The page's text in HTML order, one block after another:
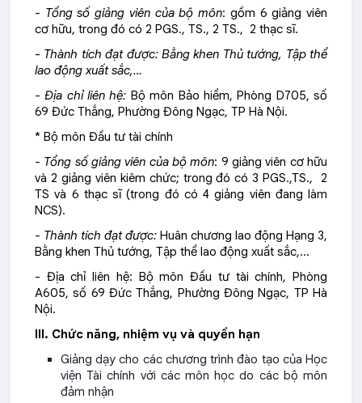
- Tổng số giảng viên của bộ môn: gồm 6 giảng viên
cơ hữu, trong đó có 2 PGS., TS., 2 TS., 2 thạc sĩ.
- Thành tích đạt được: Bằng khen Thủ tướng, Tập thể
lao động xuất sắc,…
- Địa chỉ liên hệ: Bộ môn Bảo hiểm, Phòng D705, số
69 Đức Thắng, Phường Đông Ngạc, TP Hà Nội.
* Bộ môn Đầu tư tài chính
- Tổng số giảng viên của bộ môn: 9 giảng viên cơ hữu
và 2 giảng viên kiêm chức; trong đó có 3 PGS.,TS., 2
TS và 6 thạc sĩ (trong đó có 4 giảng viên đang làm
NCS).
- Thành tích đạt được: Huân chương lao động Hạng 3,
Bằng khen Thủ tướng, Tập thể lao động xuất sắc,…
- Địa chỉ liên hệ: Bộ môn Đầu tư tài chính, Phòng
A605, số 69 Đức Thắng, Phường Đông Ngạc, TP Hà
Nội.
III. Chức năng, nhiệm vụ và quyền hạn
Giảng dạy cho các chương trình đào tạo của Học
viện Tài chính với các môn học do các bộ môn
đảm nhận